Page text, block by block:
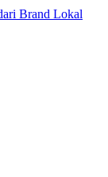
Brand Lokal